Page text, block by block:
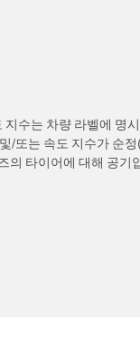
지수는 차량 라벨에 명
/또는 속도 지수가 순
의 타이어에 대해 공기